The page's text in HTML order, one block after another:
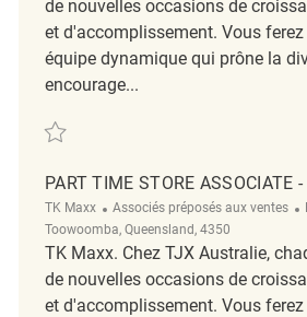
de nouvelles occasions de
et d'accomplissement. Vous
équipe dynamique qui prône la
encourage...
Sauvegarder Store Associate - Part Time
PART TIME STORE ASSOCIATE
TK Maxx Catégorie
Associés préposés aux ventes
Toowoomba, Queensland, 4350
TK Maxx. Chez TJX Australie,
de nouvelles occasions de
et d'accomplissement. Vous